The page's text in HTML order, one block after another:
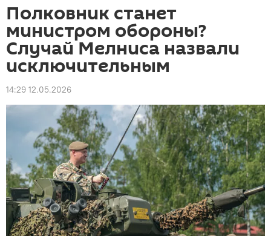
Полковник станет
министром обороны?
Случай Мелниса назвали
исключительным
14:29 12.05.2026